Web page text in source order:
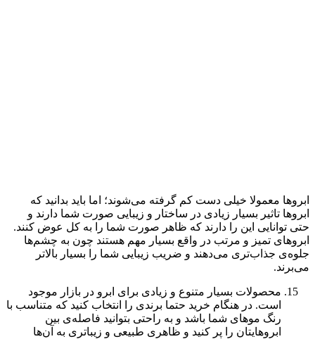
ابروها معمولا خیلی دست کم گرفته می‌شوند؛ اما باید بدانید که
ابروها تاثیر بسیار زیادی در ساختار و زیبایی صورت شما دارند و
حتی توانایی این را دارند که ظاهر صورت شما را به کل عوض کنند.
ابروهای تمیز و مرتب در واقع بسیار مهم هستند چون به چشم‌ها
جلوه‌ی جذاب‌تری می‌دهند و ضریب زیبایی شما را بسیار بالاتر
می‌برند.
محصولات بسیار متنوع و زیادی برای ابرو در بازار موجود
است. در هنگام خرید حتما برندی را انتخاب کنید که متناسب با
رنگ موهای شما باشد و به راحتی بتوانید فاصله‌ی بین
ابروهایتان را پر کنید و ظاهری طبیعی و زیباتری به آن‌ها